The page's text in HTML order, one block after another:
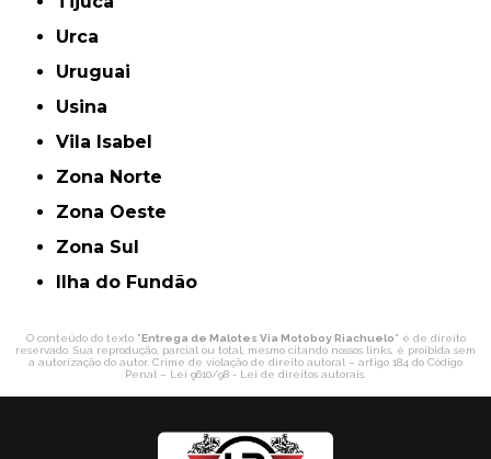
Urca
Uruguai
Usina
Vila Isabel
Zona Norte
Zona Oeste
Zona Sul
ilha do Fundão
O conteúdo do texto "Entrega de Malotes Via Motoboy Riachuelo" é de direito
reservado. Sua reprodução, parcial ou total, mesmo citando nossos links, é proibida sem
a autorização do autor. Crime de violação de direito autoral – artigo 184 do Código
Penal – Lei 9610/98 - Lei de direitos autorais